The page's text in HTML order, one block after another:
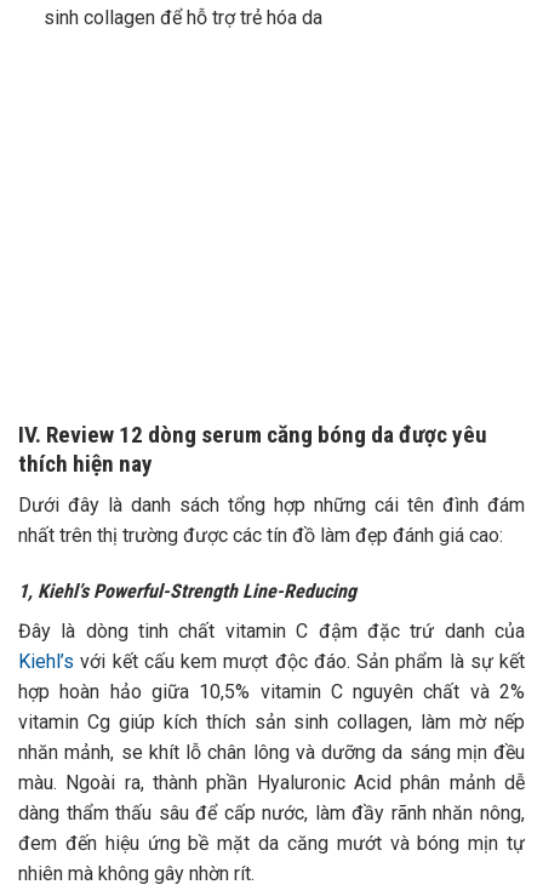
sinh collagen để hỗ trợ trẻ hóa da
IV. Review 12 dòng serum căng bóng da được yêu
thích hiện nay
Dưới đây là danh sách tổng hợp những cái tên đình đám
nhất trên thị trường được các tín đồ làm đẹp đánh giá cao:
1, Kiehl’s Powerful-Strength Line-Reducing
Đây là dòng tinh chất vitamin C đậm đặc trứ danh của
Kiehl’s với kết cấu kem mượt độc đáo. Sản phẩm là sự kết
hợp hoàn hảo giữa 10,5% vitamin C nguyên chất và 2%
vitamin Cg giúp kích thích sản sinh collagen, làm mờ nếp
nhăn mảnh, se khít lỗ chân lông và dưỡng da sáng mịn đều
màu. Ngoài ra, thành phần Hyaluronic Acid phân mảnh dễ
dàng thẩm thấu sâu để cấp nước, làm đầy rãnh nhăn nông,
đem đến hiệu ứng bề mặt da căng mướt và bóng mịn tự
nhiên mà không gây nhờn rít.